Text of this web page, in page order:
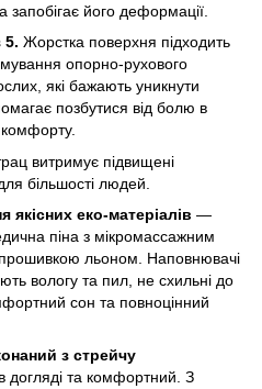
запобігає його деформації.
5. Жорстка поверхня підходить
опорно-рухового
які бажають уникнути
позбутися від болю в
комфорту.
витримує підвищені
більшості людей.
еко-матеріалів —
піна з мікромассажним
льоном. Наповнювачі
вологу та пил, не схильні до
сон та повноцінний
з стрейчу
догляді та комфортний. З